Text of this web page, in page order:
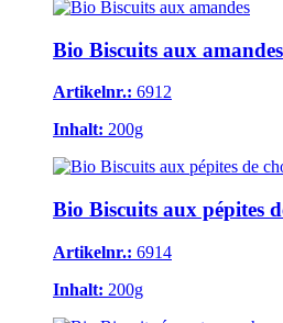
Bio Biscuits aux amandes
Artikelnr.: 6912
Inhalt: 200g
Bio Biscuits aux pépites
Artikelnr.: 6914
Inhalt: 200g